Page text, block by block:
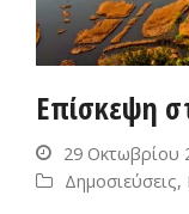
Επίσκεψη
29 Οκτωβρίου
Δημοσιεύσεις,